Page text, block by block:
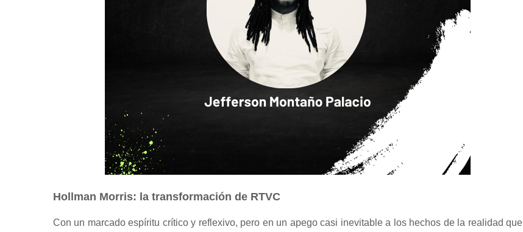
Hollman Morris: la transformación de RTVC
Con un marcado espíritu crítico y reflexivo, pero en un apego casi inevitable a los hechos de la realidad que